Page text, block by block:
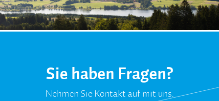
Sie haben Fragen?
Nehmen Sie Kontakt auf mit uns.